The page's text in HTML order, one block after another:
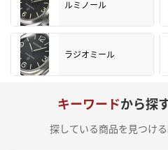
ルミノール
ラジオミール
キーワードから探
探している商品を見つける